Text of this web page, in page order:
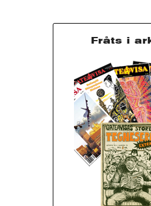
Fråts i